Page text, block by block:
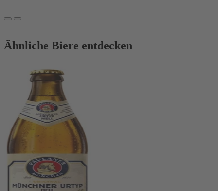
Ähnliche Biere entdecken